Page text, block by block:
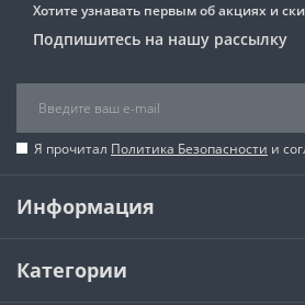
Хотите узнавать первым об акциях и
Подпишитесь на нашу рассылку
Я прочитал Политика Безопасности и
Информация
Категории